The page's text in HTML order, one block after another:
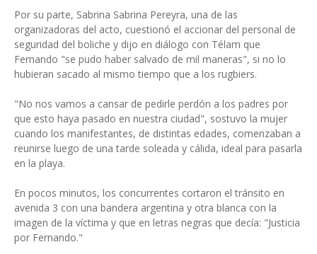
Por su parte, Sabrina Sabrina Pereyra, una de las
organizadoras del acto, cuestionó el accionar del personal de
seguridad del boliche y dijo en diálogo con Télam que
Fernando "se pudo haber salvado de mil maneras", si no lo
hubieran sacado al mismo tiempo que a los rugbiers.
"No nos vamos a cansar de pedirle perdón a los padres por
que esto haya pasado en nuestra ciudad", sostuvo la mujer
cuando los manifestantes, de distintas edades, comenzaban a
reunirse luego de una tarde soleada y cálida, ideal para pasarla
en la playa.
En pocos minutos, los concurrentes cortaron el tránsito en
avenida 3 con una bandera argentina y otra blanca con la
imagen de la víctima y que en letras negras que decía: "Justicia
por Fernando."